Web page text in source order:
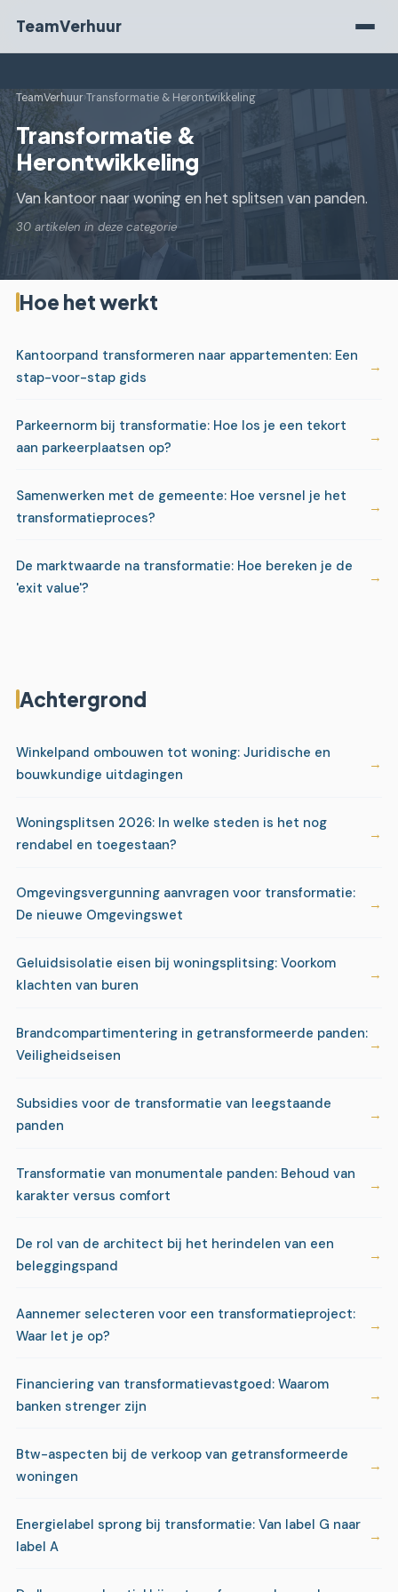
TeamVerhuur
TeamVerhuur›Transformatie & Herontwikkeling
Transformatie &
Herontwikkeling
Van kantoor naar woning en het splitsen van panden.
30 artikelen in deze categorie
Hoe het werkt
Kantoorpand transformeren naar appartementen: Een
stap-voor-stap gids
Parkeernorm bij transformatie: Hoe los je een tekort
aan parkeerplaatsen op?
Samenwerken met de gemeente: Hoe versnel je het
transformatieproces?
De marktwaarde na transformatie: Hoe bereken je de
'exit value'?
Achtergrond
Winkelpand ombouwen tot woning: Juridische en
bouwkundige uitdagingen
Woningsplitsen 2026: In welke steden is het nog
rendabel en toegestaan?
Omgevingsvergunning aanvragen voor transformatie:
De nieuwe Omgevingswet
Geluidsisolatie eisen bij woningsplitsing: Voorkom
klachten van buren
Brandcompartimentering in getransformeerde panden:
Veiligheidseisen
Subsidies voor de transformatie van leegstaande
panden
Transformatie van monumentale panden: Behoud van
karakter versus comfort
De rol van de architect bij het herindelen van een
beleggingspand
Aannemer selecteren voor een transformatieproject:
Waar let je op?
Financiering van transformatievastgoed: Waarom
banken strenger zijn
Btw-aspecten bij de verkoop van getransformeerde
woningen
Energielabel sprong bij transformatie: Van label G naar
label A